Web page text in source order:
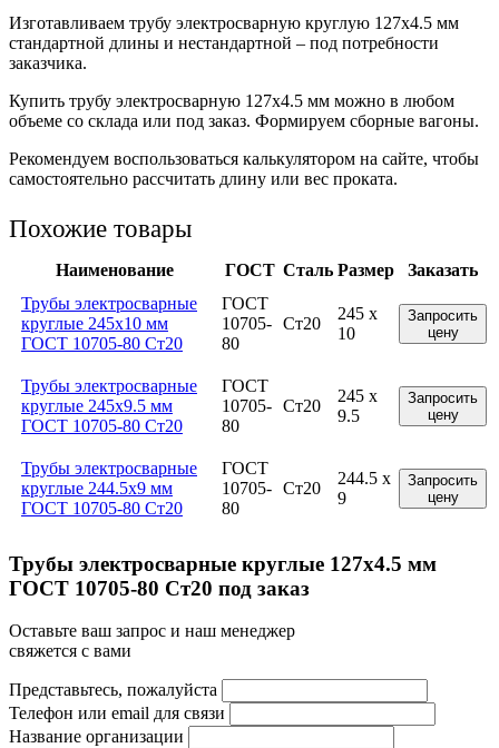
Изготавливаем трубу электросварную круглую 127х4.5 мм
стандартной длины и нестандартной – под потребности
заказчика.
Купить трубу электросварную 127х4.5 мм можно в любом
объеме со склада или под заказ. Формируем сборные вагоны.
Рекомендуем воспользоваться калькулятором на сайте, чтобы
самостоятельно рассчитать длину или вес проката.
Похожие товары
Наименование ГОСТ Сталь Размер
Заказать
Трубы электросварные
круглые 245x10 мм
ГОСТ 10705-80 Ст20
ГОСТ
10705-
80
Ст20
245 x
10
Запросить
цену
Трубы электросварные
круглые 245x9.5 мм
ГОСТ 10705-80 Ст20
ГОСТ
10705-
80
Ст20
245 x
9.5
Запросить
цену
Трубы электросварные
круглые 244.5x9 мм
ГОСТ 10705-80 Ст20
ГОСТ
10705-
80
Ст20
244.5 x
9
Запросить
цену
Трубы электросварные круглые 127x4.5 мм
ГОСТ 10705-80 Ст20 под заказ
Оставьте ваш запрос и наш менеджер
свяжется с вами
Представьтесь, пожалуйста
Телефон или email для связи
Название организации